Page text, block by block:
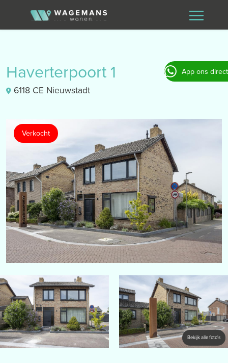
App ons direct
Haverterpoort 1
6118 CE Nieuwstadt
Verkocht
Bekijk alle foto's